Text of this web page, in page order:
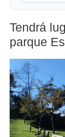
Tendrá
parque